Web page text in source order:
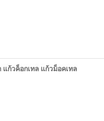
แก้วค็อกเทล แก้วม็อคเทล